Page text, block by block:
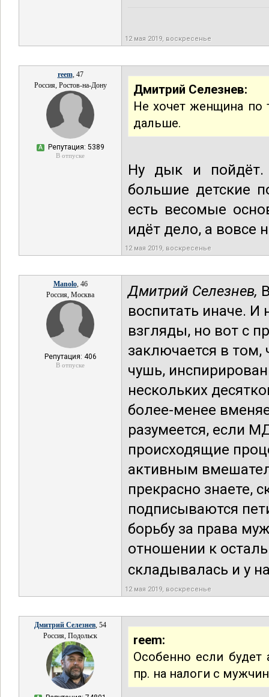
12 мая 2019, воскресенье
reem, 47
Россия, Ростов-на-Дону
А Репутация: 5389
В отпуске
Дмитрий Селезнев:
Не хочет женщина по
дальше.
Ну дык и пойдёт.
большие детские
есть весомые
идёт дело, а вовсе
12 мая 2019, воскресенье
Manolo, 46
Россия, Москва
Репутация: 406
В отпуске
Дмитрий Селезнев,
воспитать иначе.
взгляды, но вот с
заключается в
чушь,
нескольких
более-менее
разумеется, если
происходящие
активным
прекрасно знаете,
подписываются
борьбу за права
отношении к
складывалась и у
12 мая 2019, воскресенье
Дмитрий Селезнев, 54
Россия, Подольск
reem:
Особенно если
пр. на налоги с